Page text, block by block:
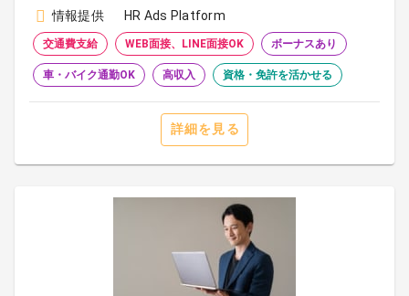
情報提供
HR Ads Platform
交通費支給 WEB面接、LINE面接OK ボーナスあり
車・バイク通勤OK 高収入 資格・免許を活かせる
詳細を見る